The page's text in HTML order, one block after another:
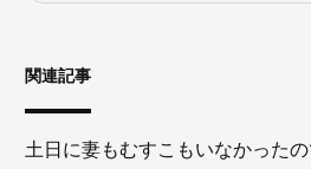
関連記事
土日に妻もむすこもいなかった